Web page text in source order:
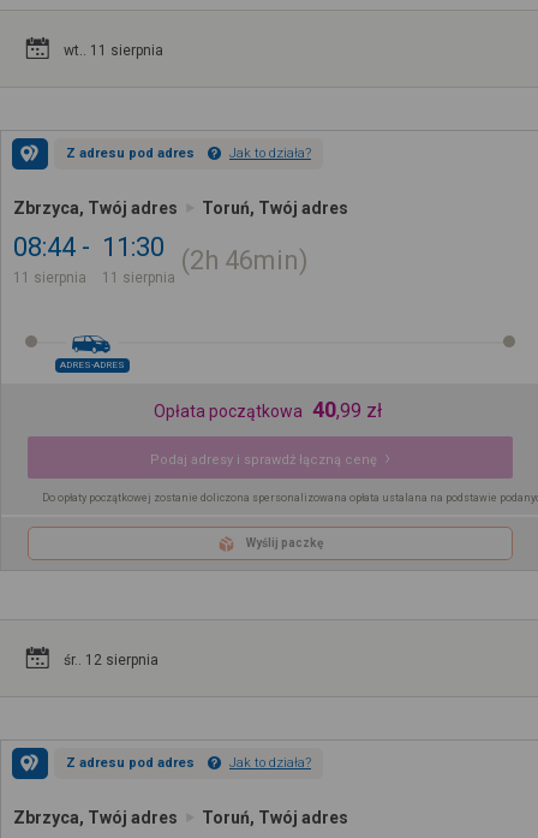
wt.. 11 sierpnia
Z adresu pod adres Jak to działa?
Zbrzyca, Twój adres Toruń, Twój adres
08:44
11 sierpnia
11:30
11 sierpnia
2h 46min
ADRES-ADRES
Opłata początkowa 40,99 zł
Podaj adresy i sprawdź łączną cenę
Do opłaty początkowej zostanie doliczona spersonalizowana opłata ustalana na podstawie
Wyślij paczkę
śr.. 12 sierpnia
Z adresu pod adres Jak to działa?
Zbrzyca, Twój adres Toruń, Twój adres